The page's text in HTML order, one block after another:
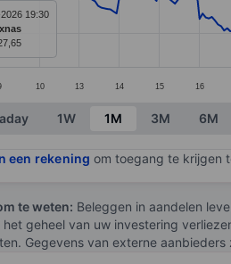
10 13 14 15 16
19:30
interactive chart.
1W 1M 3M 6M
een rekening om toegang te krijgen
te weten: Beleggen in aandelen
het geheel van uw investering
Gegevens van externe